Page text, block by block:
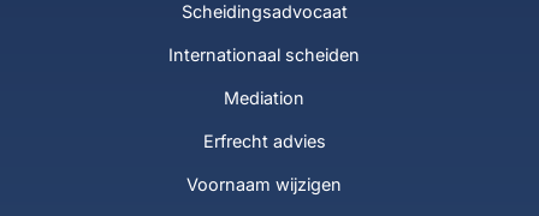
Scheidingsadvocaat
Internationaal scheiden
Mediation
Erfrecht advies
Voornaam wijzigen